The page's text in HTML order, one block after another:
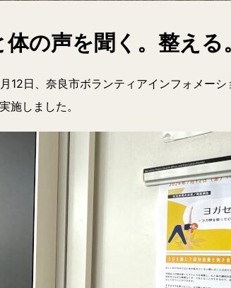
体の声を聞く。整える。
12日、奈良市ボランティアインフォメー
施しました。